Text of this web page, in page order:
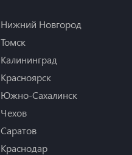
Нижний Новгород
Томск
Калининград
Красноярск
Южно-Сахалинск
Чехов
Саратов
Краснодар